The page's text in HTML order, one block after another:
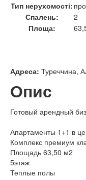
Тип нерухомості:
Спалень:
2
Площа:
Адреса: Туреччина,
Опис
Готовый арендный
Апартаменты 1+1 в
Комплекс премиум
Площадь 63,50 м2
5этаж
Теплые полы